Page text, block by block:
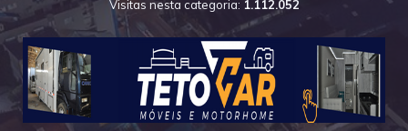
Visitas nesta categoria: 1.112.052